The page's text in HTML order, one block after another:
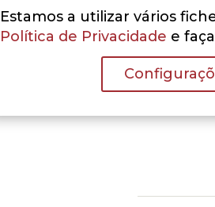
Entre os
também
ensaio na
Almoço
Estamos a utilizar vários
Política de Privacidade e